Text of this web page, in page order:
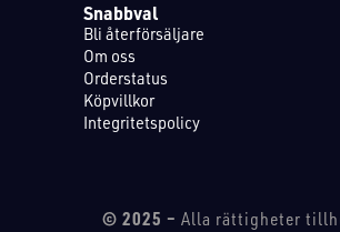
Snabbval
Bli återförsäljare
Om oss
Orderstatus
Köpvillkor
Integritetspolicy
© 2025 – Alla rättigheter